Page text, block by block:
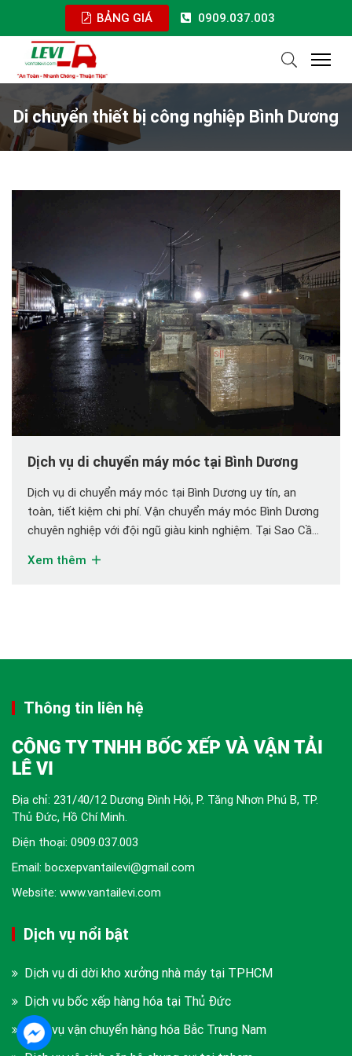
BẢNG GIÁ 0909.037.003
Di chuyển thiết bị công nghiệp Bình Dương
Dịch vụ di chuyển máy móc tại Bình Dương
Dịch vụ di chuyển máy móc tại Bình Dương uy tín, an
toàn, tiết kiệm chi phí. Vận chuyển máy móc Bình Dương
chuyên nghiệp với đội ngũ giàu kinh nghiệm. Tại Sao Cần
Nghiệp? Bình Dương là nơi tập trung hàng nghìn nhà máy,
Xem thêm
Thông tin liên hệ
CÔNG TY TNHH BỐC XẾP VÀ VẬN TẢI
LÊ VI
Địa chỉ: 231/40/12 Dương Đình Hội, P. Tăng Nhơn Phú B, TP.
Thủ Đức, Hồ Chí Minh.
Điện thoại: 0909.037.003
Email: bocxepvantailevi@gmail.com
Website: www.vantailevi.com
Dịch vụ nổi bật
Dịch vụ di dời kho xưởng nhà máy tại TPHCM
Dịch vụ bốc xếp hàng hóa tại Thủ Đức
Dịch vụ vận chuyển hàng hóa Bắc Trung Nam